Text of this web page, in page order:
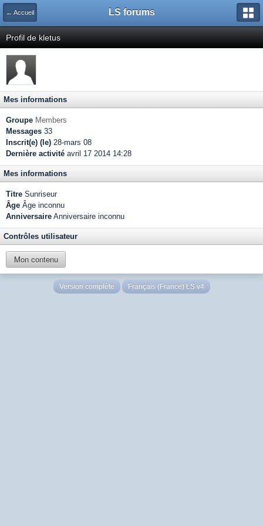
← Accueil LS forums
Profil de kletus
Mes informations
Groupe Members
Messages 33
Inscrit(e) (le) 28-mars 08
Dernière activité avril 17 2014 14:28
Mes informations
Titre Sunriseur
Âge Âge inconnu
Anniversaire Anniversaire inconnu
Contrôles utilisateur
Mon contenu
Version complète Français (France) LS v4